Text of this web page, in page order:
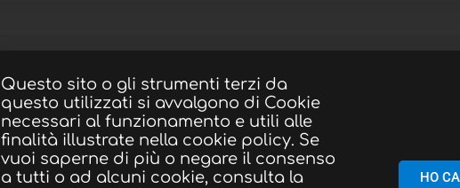
Questo sito o gli strumenti terzi da
questo utilizzati si avvalgono di Cookie
necessari al funzionamento e utili alle
finalità illustrate nella cookie policy. Se
vuoi saperne di più o negare il consenso
a tutti o ad alcuni cookie, consulta la
HO